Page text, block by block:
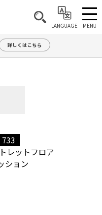
LANGUAGE MENU
詳しくはこちら
733
レットフロア
ション